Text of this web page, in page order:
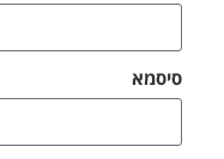
סיסמא